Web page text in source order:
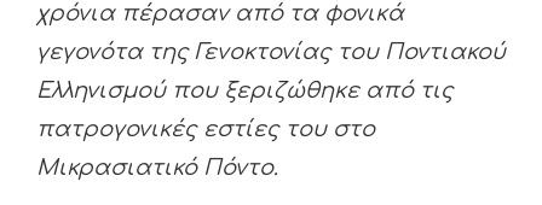
χρόνια πέρασαν από τα φονικά
γεγονότα της Γενοκτονίας του Ποντιακού
Ελληνισμού που ξεριζώθηκε από τις
πατρογονικές εστίες του στο
Μικρασιατικό Πόντο.